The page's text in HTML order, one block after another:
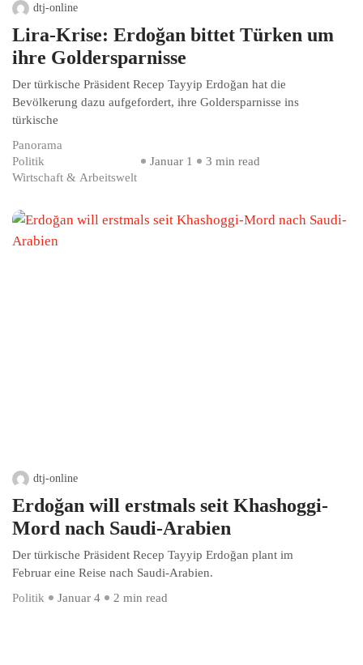
dtj-online
Lira-Krise: Erdoğan bittet Türken um
ihre Goldersparnisse
Der türkische Präsident Recep Tayyip Erdoğan hat die
Bevölkerung dazu aufgefordert, ihre Goldersparnisse ins
türkische
Panorama
Politik
Wirtschaft & Arbeitswelt
Januar 1 3 min read
dtj-online
Erdoğan will erstmals seit Khashoggi-
Mord nach Saudi-Arabien
Der türkische Präsident Recep Tayyip Erdoğan plant im
Februar eine Reise nach Saudi-Arabien.
Politik
Januar 4 2 min read